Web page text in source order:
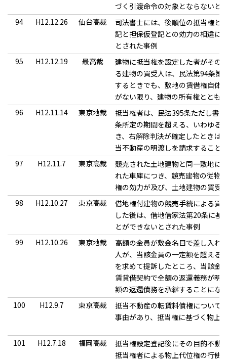
づく引渡命令の対象とならないと
94
H12.12.26 仙台高裁
司法書士には、後順位の抵当権と
記と担保仮登記との効力の相違に
とされた事例
95
H12.12.19 最高裁
建物に抵当権を設定した者がその
る建物の買受人は、民法第94条第
するときでも、敷地の賃借権自体
がない限り、建物の所有権ととも
96
H12.11.14 東京地裁
抵当権者は、民法395条ただし書
条所定の期間を超える、いわゆる
き、右解除判決が確定したときは
当不動産の明渡しを請求すること
97
H12.11.7 東京高裁
競売された土地建物と同一敷地に
れた車庫につき、競売建物の従物
権の効力が及び、土地建物の買受
98
H12.10.27 東京高裁
借地権付建物の競売手続による買
した後は、借地借家法第20条に
とができないとされた事例
99
H12.10.26 東京地裁
高額の金員が敷金名目で差し入れ
人が、当該金員の一定額を超える
を求めて提訴したところ、当該金
賃貸借契約で全額の返還義務が明
額の返還債務を承継することにな
100
H12.9.7 東京高裁
抵当不動産の転賃料債権について
事由があり、抵当権に基づく物上
101 H12.7.18 福岡高裁
抵当権設定登記後にその目的不動
抵当権者による物上代位権の行使